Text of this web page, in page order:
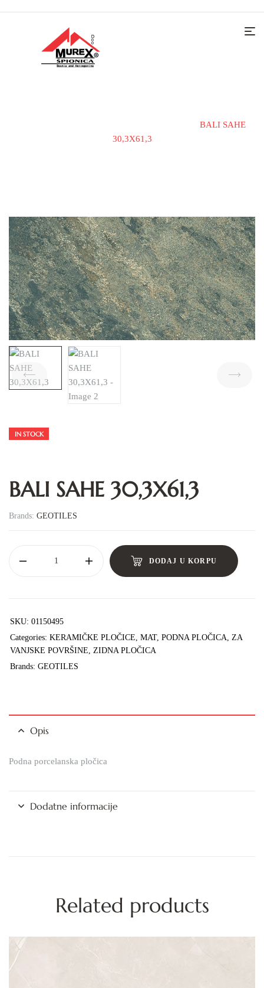
BALI SAHE
30,3X61,3
IN STOCK
BALI SAHE 30,3X61,3
Brands: GEOTILES
DODAJ U KORPU
SKU: 01150495
Categories: KERAMIČKE PLOČICE, MAT, PODNA PLOČICA, ZA
VANJSKE POVRŠINE, ZIDNA PLOČICA
Brands: GEOTILES
Opis
Podna porcelanska pločica
Dodatne informacije
Related products